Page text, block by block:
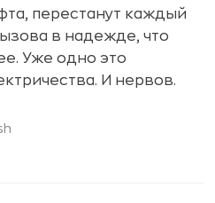
перестанут каждый
в надежде, что
Уже одно это
И нервов.